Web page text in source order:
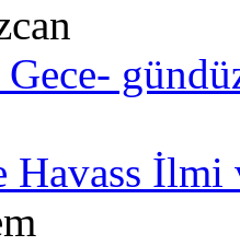
Havass İlmi